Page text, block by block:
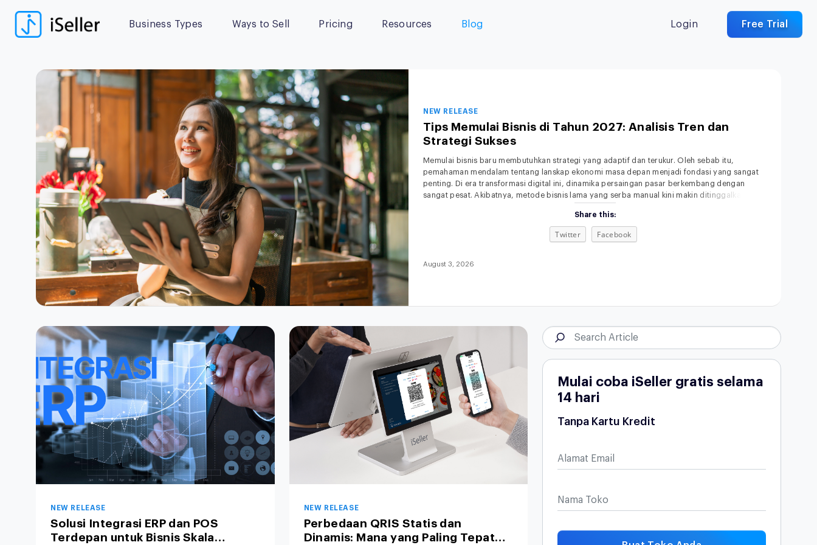
Business Types Ways to Sell Pricing Resources Blog Login Free Trial
NEW RELEASE
Tips Memulai Bisnis di Tahun 2027: Analisis Tren dan
Strategi Sukses
Memulai bisnis baru membutuhkan strategi yang adaptif dan terukur. Oleh sebab itu,
pemahaman mendalam tentang lanskap ekonomi masa depan menjadi fondasi yang sangat
penting. Di era transformasi digital ini, dinamika persaingan pasar berkembang dengan
sangat pesat. Akibatnya, metode bisnis lama yang serba manual kini makin ditinggalkan.
Share this:
Twitter Facebook
August 3, 2026
NEW RELEASE
Solusi Integrasi ERP dan POS
Terdepan untuk Bisnis Skala
NEW RELEASE
Perbedaan QRIS Statis dan
Dinamis: Mana yang Paling Tepat
Mulai coba iSeller gratis selama
14 hari
Tanpa Kartu Kredit
Alamat Email
Nama Toko